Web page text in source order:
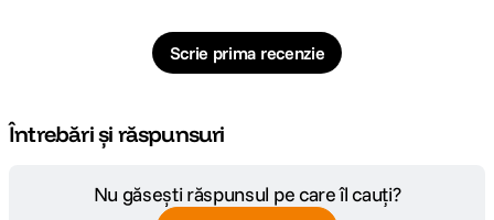
Scrie prima recenzie
Întrebări și răspunsuri
Nu găsești răspunsul pe care îl cauți?